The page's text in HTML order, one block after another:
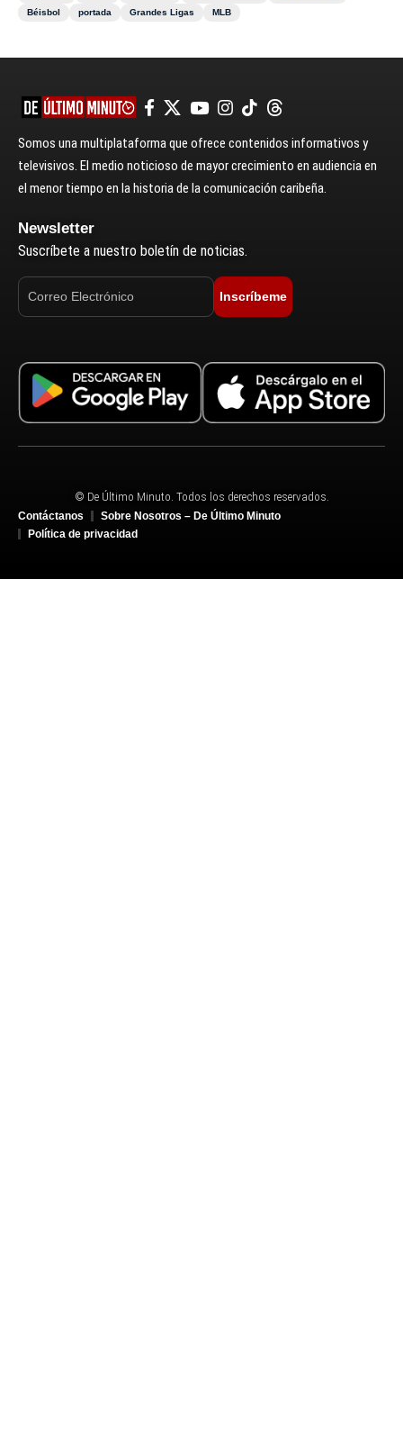
Béisbol
portada Grandes Ligas MLB
Somos una multiplataforma que ofrece contenidos informativos y
televisivos. El medio noticioso de mayor crecimiento en audiencia en
el menor tiempo en la historia de la comunicación caribeña.
Newsletter
Suscríbete a nuestro boletín de noticias.
Inscríbeme
© De Último Minuto. Todos los derechos reservados.
Contáctanos
Sobre Nosotros – De Último Minuto
Política de privacidad